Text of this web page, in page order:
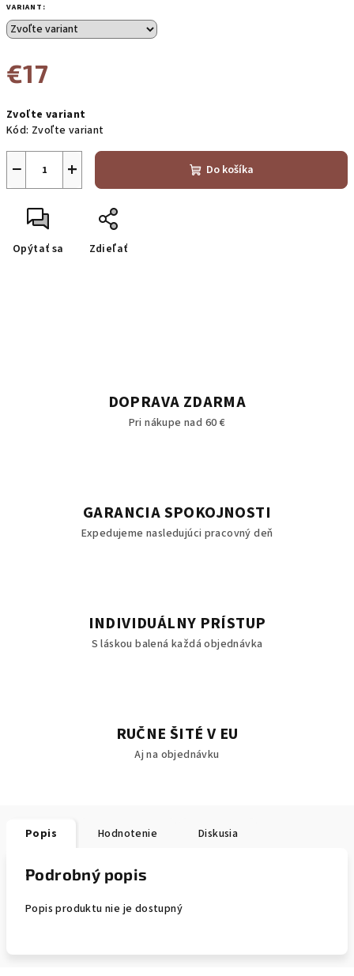
VARIANT:
€17
cena:
Zvoľte variant
Kód: Zvoľte variant
+
− Do košíka
Opýtať sa Zdieľať
DOPRAVA ZDARMA
Pri nákupe nad 60 €
GARANCIA SPOKOJNOSTI
Expedujeme nasledujúci pracovný deň
INDIVIDUÁLNY PRÍSTUP
S láskou balená každá objednávka
RUČNE ŠITÉ V EU
Aj na objednávku
Popis Hodnotenie Diskusia
Podrobný popis
Popis produktu nie je dostupný